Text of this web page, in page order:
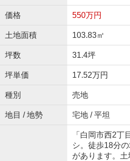
価格 550万円
土地面積 103.83㎡
坪数 31.4坪
坪単価 17.52万円
種別 売地
地目 / 地勢 宅地 / 平坦
「白岡市西2丁
シ。徒歩18分
があります。土